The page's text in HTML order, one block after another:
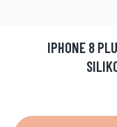
IPHONE 8